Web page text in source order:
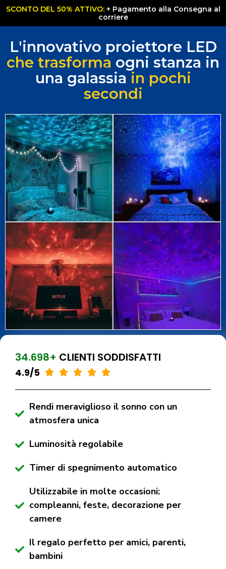
SCONTO DEL 50% ATTIVO:+ Pagamento alla Consegna al
corriere
L'innovativo proiettore LED
che trasforma ogni stanza in
una galassia in pochi
secondi
34.698+ CLIENTI SODDISFATTI
4.9/5     
Rendi meraviglioso il sonno con un
atmosfera unica
Luminosità regolabile
Timer di spegnimento automatico
Utilizzabile in molte occasioni:
compleanni, feste, decorazione per
camere
Il regalo perfetto per amici, parenti,
bambini